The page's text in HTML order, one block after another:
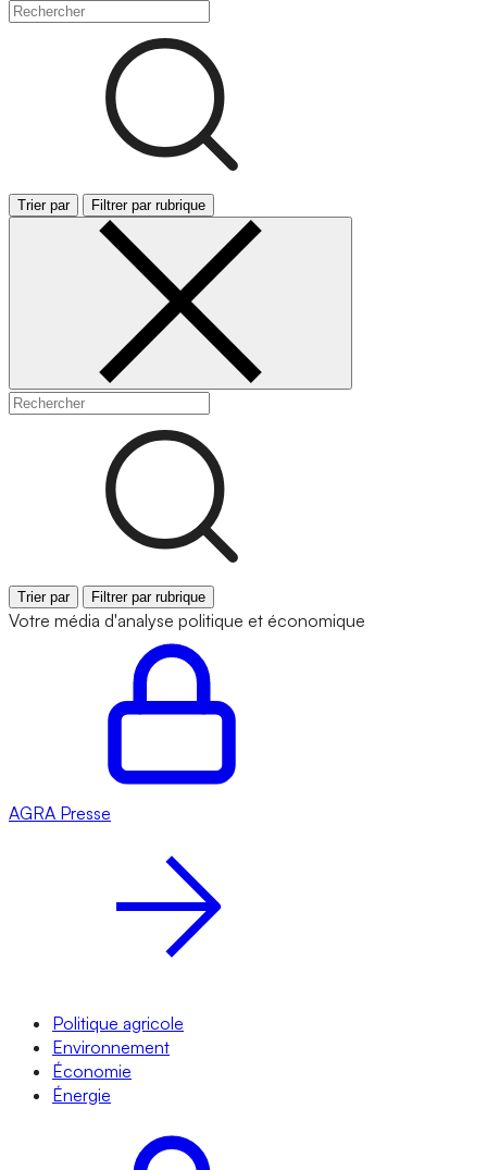
Trier par Filtrer par rubrique
Trier par Filtrer par rubrique
Votre média d'analyse politique et économique
AGRA Presse
Politique agricole
Environnement
Économie
Énergie